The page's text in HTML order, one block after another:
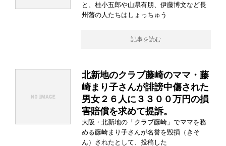
と、桂小五郎や山県有朋、伊藤博文など長
州藩の人たちはしょっちゅう
記事を読む
北新地のクラブ藤崎のママ・藤
崎まり子さんが誹謗中傷された
男女２６人に３３００万円の損
害賠償を求めて提訴。
大阪・北新地の「クラブ藤崎」でママを務
める藤崎まり子さんが名誉を毀損（きそ
ん）されたとして、投稿した